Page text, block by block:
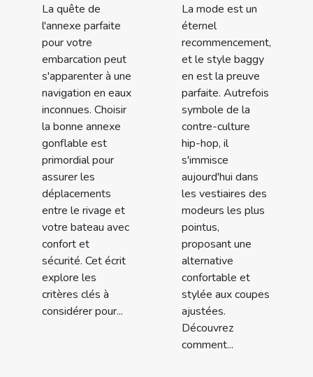
La quête de
l'annexe parfaite
pour votre
embarcation peut
s'apparenter à une
navigation en eaux
inconnues. Choisir
la bonne annexe
gonflable est
primordial pour
assurer les
déplacements
entre le rivage et
votre bateau avec
confort et
sécurité. Cet écrit
explore les
critères clés à
considérer pour...
La mode est un
éternel
recommencement,
et le style baggy
en est la preuve
parfaite. Autrefois
symbole de la
contre-culture
hip-hop, il
s'immisce
aujourd'hui dans
les vestiaires des
modeurs les plus
pointus,
proposant une
alternative
confortable et
stylée aux coupes
ajustées.
Découvrez
comment...